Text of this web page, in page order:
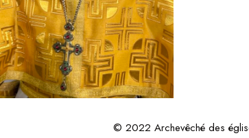
© 2022 Archevêché des